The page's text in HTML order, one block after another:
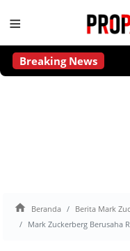
≡
Breaking News
 Beranda
Berita Mark
Mark Zuckerberg Berusaha